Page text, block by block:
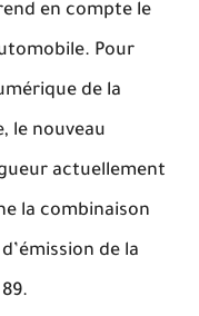
en compte le
Pour
de la
le nouveau
actuellement
la combinaison
de la